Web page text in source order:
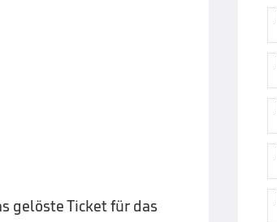
gelöste Ticket für das